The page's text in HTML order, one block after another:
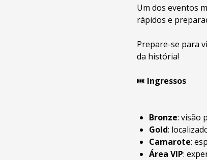
Um dos eventos
rápidos e
Prepare-se para
da história!
🎟 Ingressos
Bronze: visão
Gold:
Camarote:
Área VIP: